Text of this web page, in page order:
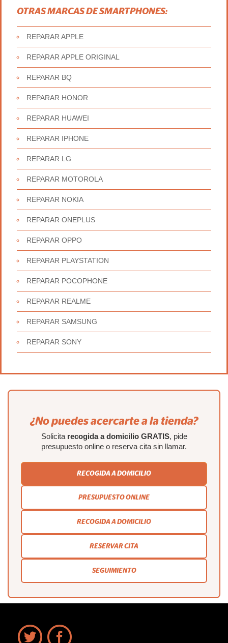
OTRAS MARCAS DE SMARTPHONES:
REPARAR APPLE
REPARAR APPLE ORIGINAL
REPARAR BQ
REPARAR HONOR
REPARAR HUAWEI
REPARAR IPHONE
REPARAR LG
REPARAR MOTOROLA
REPARAR NOKIA
REPARAR ONEPLUS
REPARAR OPPO
REPARAR PLAYSTATION
REPARAR POCOPHONE
REPARAR REALME
REPARAR SAMSUNG
REPARAR SONY
¿No puedes acercarte a la tienda?
Solicita recogida a domicilio GRATIS, pide
presupuesto online o reserva cita sin llamar.
RECOGIDA A DOMICILIO
PRESUPUESTO ONLINE
RECOGIDA A DOMICILIO
RESERVAR CITA
SEGUIMIENTO